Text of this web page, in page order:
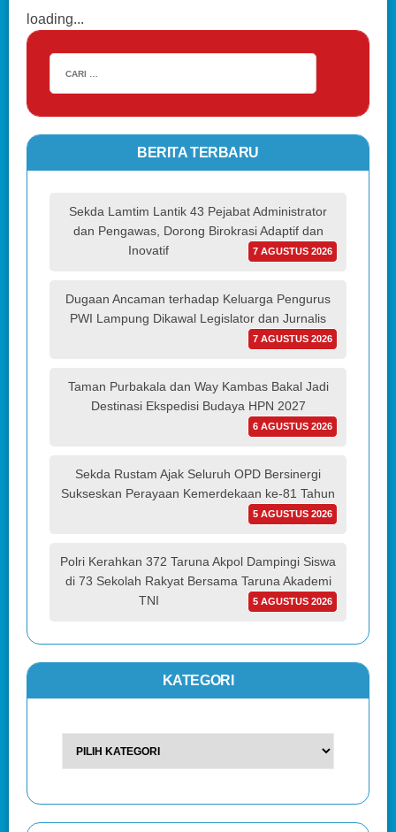
loading...
BERITA TERBARU
Sekda Lamtim Lantik 43 Pejabat Administrator
dan Pengawas, Dorong Birokrasi Adaptif dan
Inovatif
7 AGUSTUS 2026
Dugaan Ancaman terhadap Keluarga Pengurus
PWI Lampung Dikawal Legislator dan Jurnalis
7 AGUSTUS 2026
Taman Purbakala dan Way Kambas Bakal Jadi
Destinasi Ekspedisi Budaya HPN 2027
6 AGUSTUS 2026
Sekda Rustam Ajak Seluruh OPD Bersinergi
Sukseskan Perayaan Kemerdekaan ke-81 Tahun
5 AGUSTUS 2026
Polri Kerahkan 372 Taruna Akpol Dampingi Siswa
di 73 Sekolah Rakyat Bersama Taruna Akademi
TNI
5 AGUSTUS 2026
KATEGORI